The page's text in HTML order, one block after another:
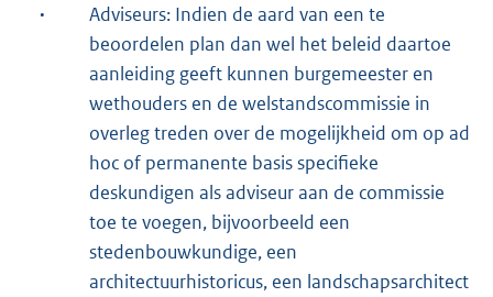
·
Adviseurs: Indien de aard van een te
beoordelen plan dan wel het beleid daartoe
aanleiding geeft kunnen burgemeester en
wethouders en de welstandscommissie in
overleg treden over de mogelijkheid om op ad
hoc of permanente basis specifieke
deskundigen als adviseur aan de commissie
toe te voegen, bijvoorbeeld een
stedenbouwkundige, een
architectuurhistoricus, een landschapsarchitect